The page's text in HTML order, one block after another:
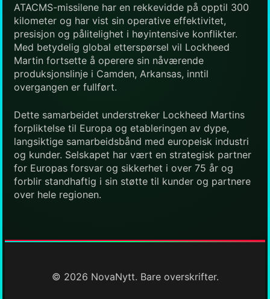
ATACMS-missilene har en rekkevidde på opptil 300
kilometer og har vist sin operative effektivitet,
presisjon og pålitelighet i høyintensive konflikter.
Med betydelig global etterspørsel vil Lockheed
Martin fortsette å operere sin nåværende
produksjonslinje i Camden, Arkansas, inntil
overgangen er fullført.
Dette samarbeidet understreker Lockheed Martins
forpliktelse til Europa og etableringen av dype,
langsiktige samarbeidsbånd med europeisk industri
og kunder. Selskapet har vært en strategisk partner
for Europas forsvar og sikkerhet i over 75 år og
forblir standhaftig i sin støtte til kunder og partnere
over hele regionen.
© 2026 NovaNytt. Bare overskrifter.